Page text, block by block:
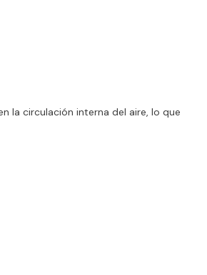
la circulación interna del aire, lo que